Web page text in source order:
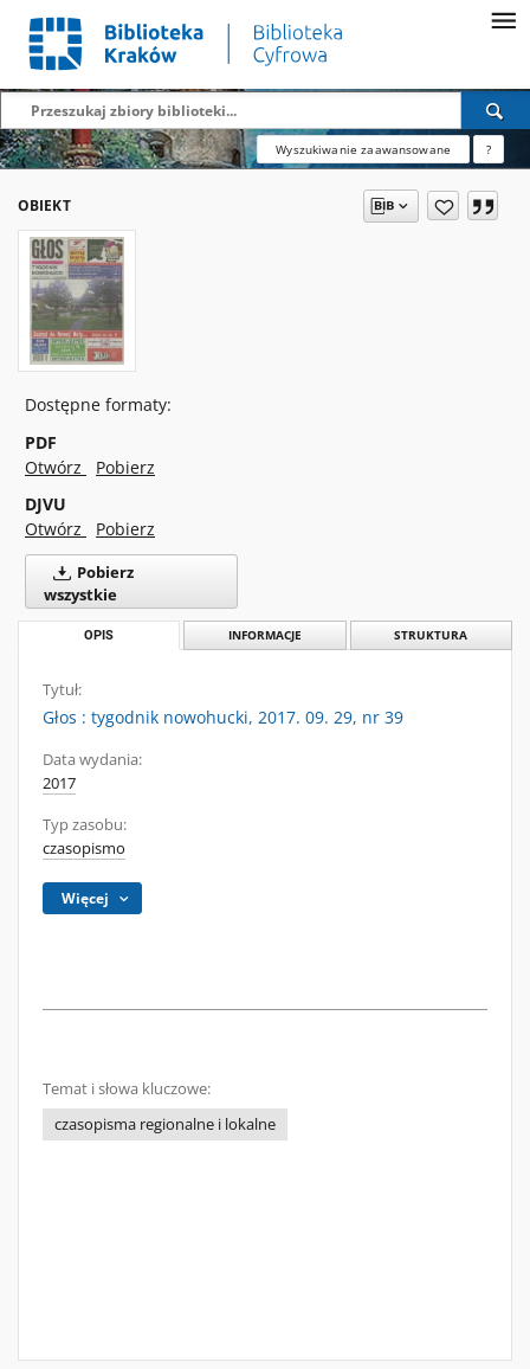
Wyszukiwanie zaawansowane ?
OBIEKT
Dostępne formaty:
PDF
Otwórz
Pobierz
DJVU
Otwórz
Pobierz
Pobierz
wszystkie
OPIS INFORMACJE STRUKTURA
Tytuł:
Głos : tygodnik nowohucki, 2017. 09. 29, nr 39
Data wydania:
2017
Typ zasobu:
czasopismo
Więcej
Temat i słowa kluczowe:
czasopisma regionalne i lokalne